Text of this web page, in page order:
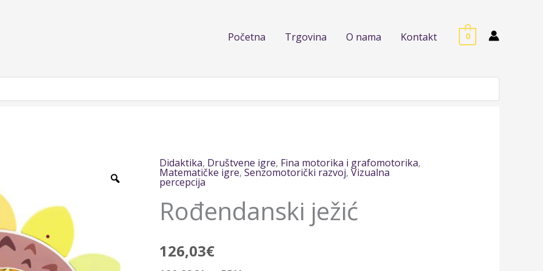
Početna Trgovina O nama Kontakt 0
Didaktika, Društvene igre, Fina motorika i grafomotorika,
Matematičke igre,Senzomotorički razvoj,Vizualna
percepcija
Rođendanski ježić
126,03€
Rođendanski
ježić
količina